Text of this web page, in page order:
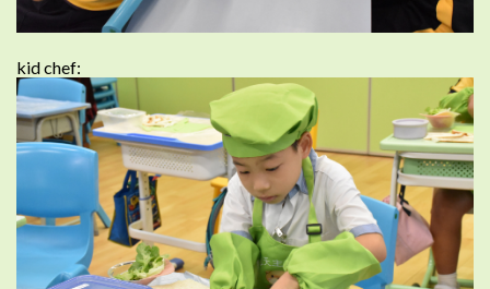
kid chef: